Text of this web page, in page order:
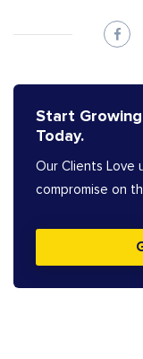
Start
Today.
Our Clients Love
compromise on